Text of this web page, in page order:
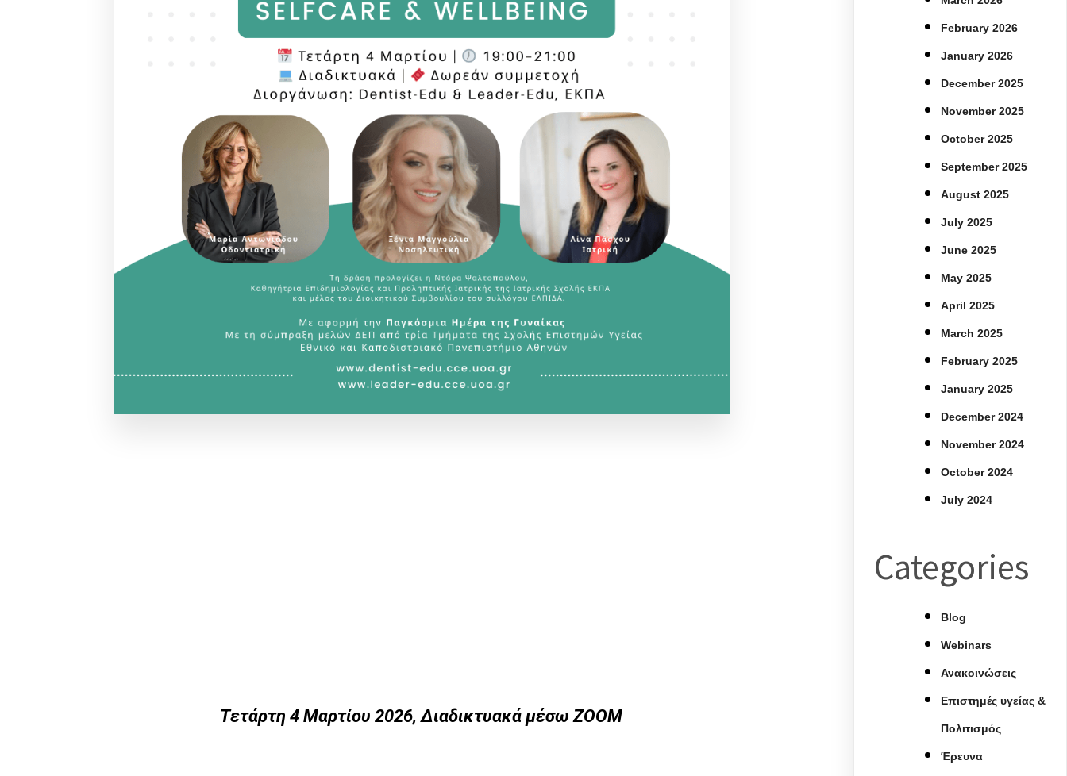
Tετάρτη 4 Μαρτίου 2026, Διαδικτυακά μέσω ZOOM
February 2026
January 2026
December 2025
November 2025
October 2025
September 2025
August 2025
July 2025
June 2025
May 2025
April 2025
March 2025
February 2025
January 2025
December 2024
November 2024
October 2024
July 2024
Categories
Blog
Webinars
Ανακοινώσεις
Επιστημές υγείας &
Πολιτισμός
Έρευνα